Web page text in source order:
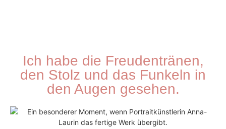
Ich habe die Freudentränen,
den Stolz und das Funkeln in
den Augen gesehen.